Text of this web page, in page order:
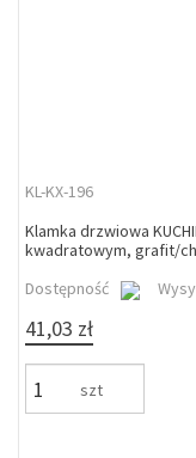
KL-KX-196
Klamka drzwiowa
kwadratowym, grafit/
Dostępność
41,03 zł
szt